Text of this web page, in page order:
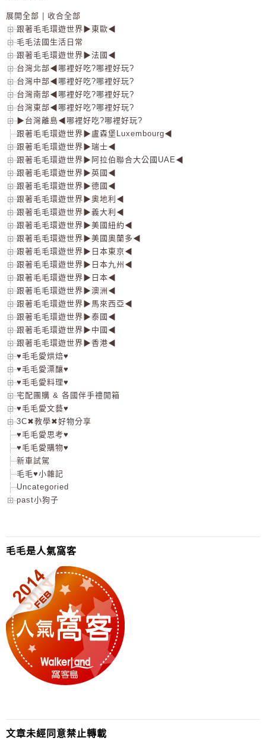
展開全部
收合全部
跟著毛毛環遊世界▶東歐◀
毛毛法國生活日常
跟著毛毛環遊世界▶法國◀
台灣北部◀哪裡好吃?哪裡好玩?
台灣中部◀哪裡好吃?哪裡好玩?
台灣南部◀哪裡好吃?哪裡好玩?
台灣東部◀哪裡好吃?哪裡好玩?
▶台灣離島◀哪裡好吃?哪裡好玩?
跟著毛毛環遊世界▶盧森堡Luxembourg◀
跟著毛毛環遊世界▶瑞士◀
跟著毛毛環遊世界▶阿拉伯聯合大公國UAE◀
跟著毛毛環遊世界▶英國◀
跟著毛毛環遊世界▶德國◀
跟著毛毛環遊世界▶奧地利◀
跟著毛毛環遊世界▶義大利◀
跟著毛毛環遊世界▶美國紐約◀
跟著毛毛環遊世界▶美國奧蘭多◀
跟著毛毛環遊世界▶日本東京◀
跟著毛毛環遊世界▶日本九州◀
跟著毛毛環遊世界▶日本◀
跟著毛毛環遊世界▶澳洲◀
跟著毛毛環遊世界▶馬來西亞◀
跟著毛毛環遊世界▶泰國◀
跟著毛毛環遊世界▶中國◀
跟著毛毛環遊世界▶香港◀
♥毛毛愛烘焙♥
♥毛毛愛漂釀♥
♥毛毛愛料理♥
宅配團購 & 各國伴手禮開箱
♥毛毛愛文藝♥
3C✖教學✖好物分享
♥毛毛愛思考♥
♥毛毛愛購物♥
新車試駕
毛毛♥小雜記
Uncategoried
past小狗子
毛毛是人氣窩客
文章未經同意禁止轉載